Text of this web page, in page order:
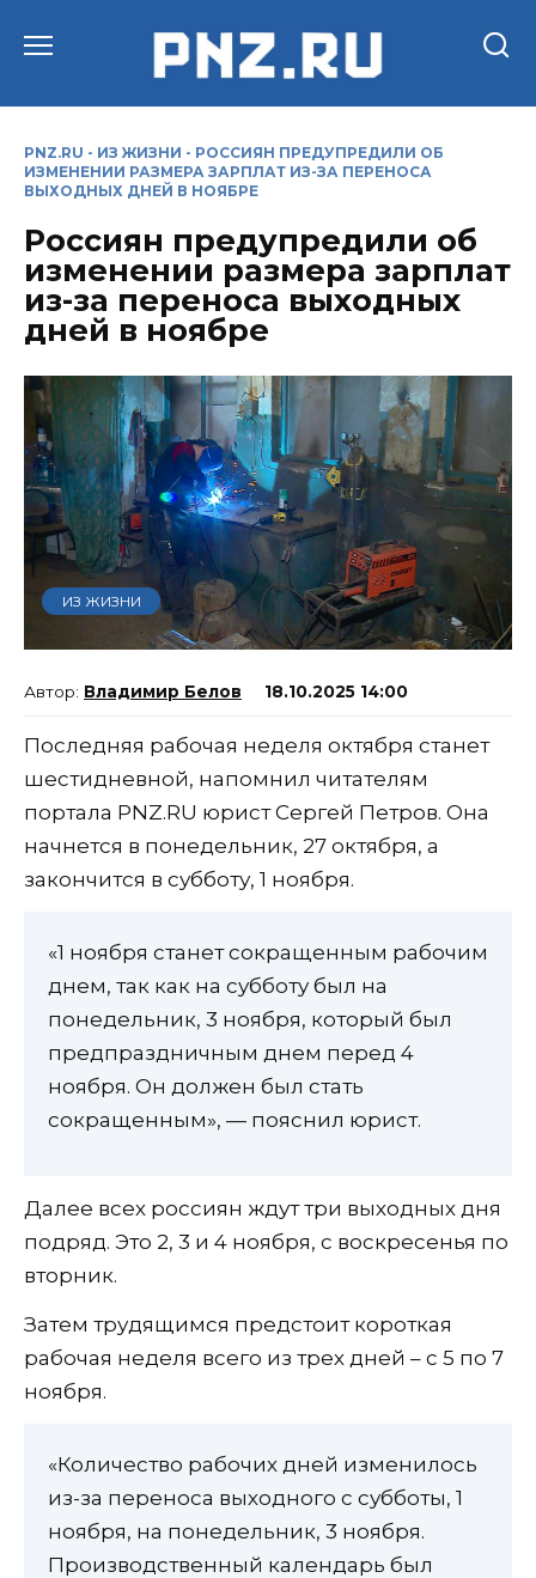
PNZ.RU - ИЗ ЖИЗНИ - РОССИЯН ПРЕДУПРЕДИЛИ ОБ
ИЗМЕНЕНИИ РАЗМЕРА ЗАРПЛАТ ИЗ-ЗА ПЕРЕНОСА
ВЫХОДНЫХ ДНЕЙ В НОЯБРЕ
Россиян предупредили об
изменении размера зарплат
из-за переноса выходных
дней в ноябре
ИЗ ЖИЗНИ
Владимир Белов 18.10.2025 14:00
Последняя рабочая неделя октября станет
шестидневной, напомнил читателям
портала PNZ.RU юрист Сергей Петров. Она
начнется в понедельник, 27 октября, а
закончится в субботу, 1 ноября.
«1 ноября станет сокращенным рабочим
днем, так как на субботу был на
понедельник, 3 ноября, который был
предпраздничным днем перед 4
ноября. Он должен был стать
сокращенным», — пояснил юрист.
Далее всех россиян ждут три выходных дня
подряд. Это 2, 3 и 4 ноября, с воскресенья по
вторник.
Затем трудящимся предстоит короткая
рабочая неделя всего из трех дней – с 5 по 7
ноября.
«Количество рабочих дней изменилось
из-за переноса выходного с субботы, 1
ноября, на понедельник, 3 ноября.
Производственный календарь был